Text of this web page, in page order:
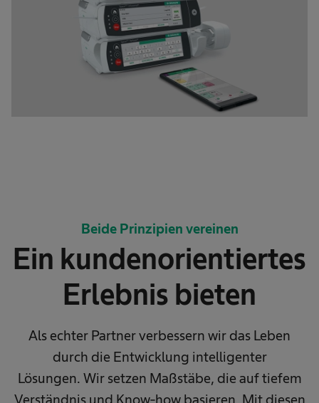
Beide Prinzipien vereinen
Ein kundenorientiertes
Erlebnis bieten
Als echter Partner verbessern wir das Leben
durch die Entwicklung intelligenter
Lösungen. Wir setzen Maßstäbe, die auf tiefem
Verständnis und Know-how basieren. Mit diesen